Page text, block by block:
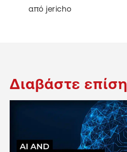
από jericho
Διαβάστε